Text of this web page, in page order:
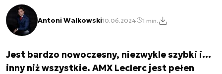
Antoni Walkowski10.06.2024 1 min.
Jest bardzo nowoczesny, niezwykle szybki i…
inny niż wszystkie. AMX Leclerc jest pełen